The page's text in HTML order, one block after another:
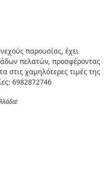
παρουσίας, έχει
πελατών, προσφέροντας
στις χαμηλότερες τιμές της
6982872746